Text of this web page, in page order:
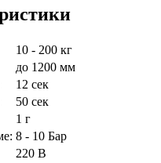
10 - 200 кг
до 1200 мм
12 сек
50 сек
1 г
8 - 10 Бар
220 В